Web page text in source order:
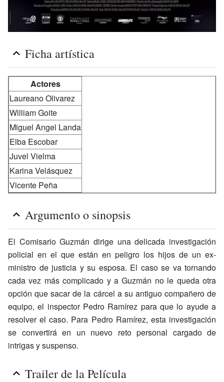
Ficha artística
Actores
Laureano Olivarez
William Goite
Miguel Angel Landa
Elba Escobar
Juvel Vielma
Karina Velásquez
Vicente Peña
Argumento o sinopsis
El Comisario Guzmán dirige una delicada investigación
policial en el que están en peligro los hijos de un ex-
ministro de justicia y su esposa. El caso se va tornando
cada vez más complicado y a Guzmán no le queda otra
opción que sacar de la cárcel a su antiguo compañero de
equipo, el inspector Pedro Ramírez para que lo ayude a
resolver el caso. Para Pedro Ramírez, esta investigación
se convertirá en un nuevo reto personal cargado de
intrigas y suspenso.
Trailer de la Película